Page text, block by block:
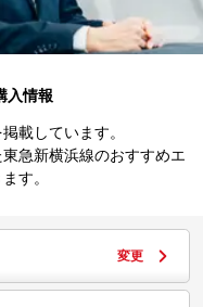
入情報
載しています。
急新横浜線のおすすめエ
す。
変更